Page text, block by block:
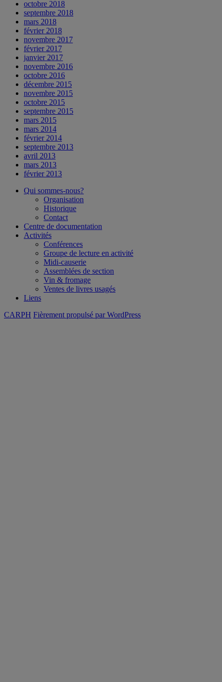
octobre 2018
septembre 2018
mars 2018
février 2018
novembre 2017
février 2017
janvier 2017
novembre 2016
octobre 2016
décembre 2015
novembre 2015
octobre 2015
septembre 2015
mars 2015
mars 2014
février 2014
septembre 2013
avril 2013
mars 2013
février 2013
Qui sommes-nous?
Organisation
Historique
Contact
Centre de documentation
Activités
Conférences
Groupe de lecture en activité
Midi-causerie
Assemblées de section
Vin & fromage
Ventes de livres usagés
Liens
CARPH Fièrement propulsé par WordPress